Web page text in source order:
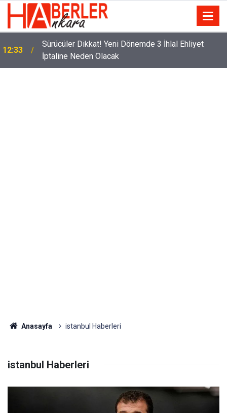
12:13
Eminevim, Katılımevim, Fuzulev ve Birevim İçin Yeni
Karar! Teslim Süresi Uzadı, Ödeme Kuralları Değişti
Anasayfa istanbul Haberleri
istanbul Haberleri